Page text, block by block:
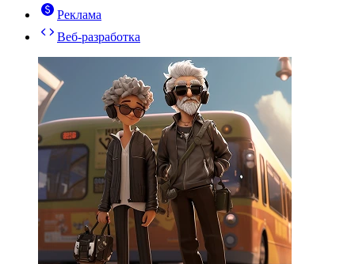
Реклама
Веб-разработка